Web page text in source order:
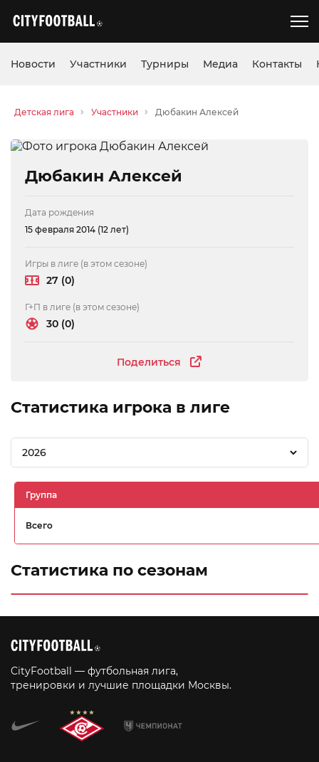
Новости Участники Турниры Медиа Контакты
Детская лига Участники Дюбакин Алексей
Дюбакин Алексей
Поделиться
Дата рождения
15 февраля 2014 (12 лет)
Игры в лиге (в этом сезоне)
27 (0)
Г+П в лиге (в этом сезоне)
30 (0)
Статистика игрока в лиге
2026
Группа
Всего
Статистика по сезонам
CityFootball — футбольная лига,
тренировки и лучшие площадки Москвы.